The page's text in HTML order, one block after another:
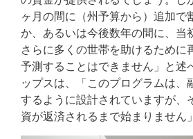
ヶ月の間に（州予算から）追加で
か、あるいは今後数年の間に、当
さらに多くの世帯を助けるために
予測することはできません」と述
ップスは、「このプログラムは、
するように設計されていますが、
資が返済されるまで始まりません